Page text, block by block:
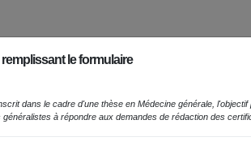
le formulaire
dans le cadre d'une thèse en Médecine générale,
généralistes à répondre aux demandes de rédaction des